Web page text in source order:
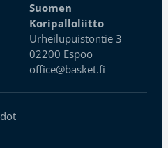
Suomen
Koripalloliitto
Urheilupuistontie 3
02200 Espoo
office@basket.fi